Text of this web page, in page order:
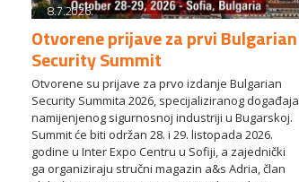
8.7.2026.
Otvorene prijave za prvi Bulgarian
Security Summit
Otvorene su prijave za prvo izdanje Bulgarian
Security Summita 2026, specijaliziranog događaja
namijenjenog sigurnosnoj industriji u Bugarskoj.
Summit će biti održan 28. i 29. listopada 2026.
godine u Inter Expo Centru u Sofiji, a zajednički
ga organiziraju stručni magazin a&s Adria, član